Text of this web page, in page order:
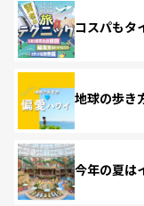
コスパもタ
地球の歩き
今年の夏は